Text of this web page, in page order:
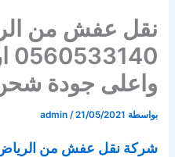
نقل عفش من
واعلى جودة
بواسطة admin /21/05/2021
شركة نقل عفش من الرياض